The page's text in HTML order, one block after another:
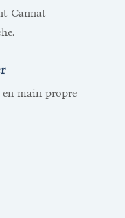
Cannat
main propre